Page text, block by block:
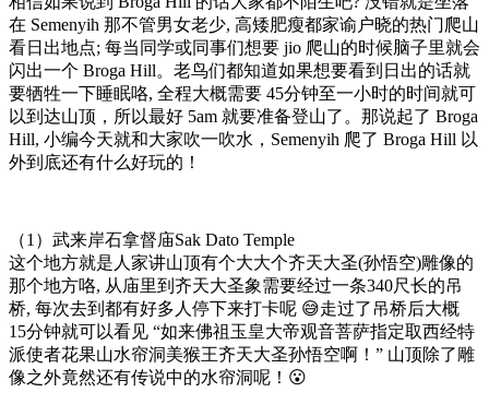
在 Semenyih 那不管男女老少, 高矮肥瘦都家谕户晓的热门爬山
看日出地点; 每当同学或同事们想要 jio 爬山的时候脑子里就会
闪出一个 Broga Hill。老鸟们都知道如果想要看到日出的话就
要牺牲一下睡眠咯, 全程大概需要 45分钟至一小时的时间就可
以到达山顶，所以最好 5am 就要准备登山了。那说起了 Broga
Hill, 小编今天就和大家吹一吹水，Semenyih 爬了 Broga Hill 以
外到底还有什么好玩的！
（1）武来岸石拿督庙Sak Dato Temple
这个地方就是人家讲山顶有个大大个齐天大圣(孙悟空)雕像的
那个地方咯, 从庙里到齐天大圣象需要经过一条340尺长的吊
桥, 每次去到都有好多人停下来打卡呢 😅走过了吊桥后大概
15分钟就可以看见 “如来佛祖玉皇大帝观音菩萨指定取西经特
派使者花果山水帘洞美猴王齐天大圣孙悟空啊！” 山顶除了雕
像之外竟然还有传说中的水帘洞呢！😮